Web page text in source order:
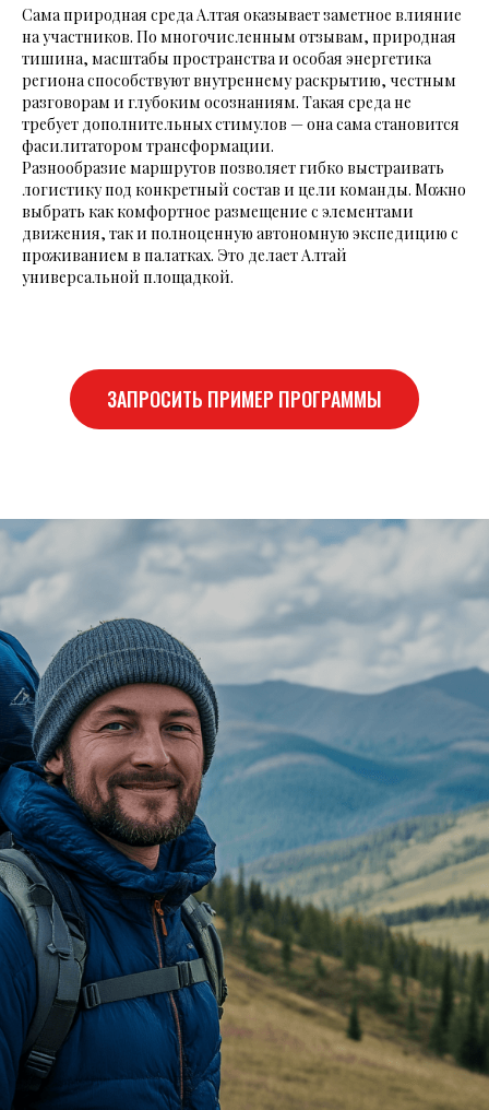
Сама природная среда Алтая оказывает заметное влияние
на участников. По многочисленным отзывам, природная
тишина, масштабы пространства и особая энергетика
региона способствуют внутреннему раскрытию, честным
разговорам и глубоким осознаниям. Такая среда не
требует дополнительных стимулов — она сама становится
фасилитатором трансформации.
Разнообразие маршрутов позволяет гибко выстраивать
логистику под конкретный состав и цели команды. Можно
выбрать как комфортное размещение с элементами
движения, так и полноценную автономную экспедицию с
проживанием в палатках. Это делает Алтай
универсальной площадкой.
ЗАПРОСИТЬ ПРИМЕР ПРОГРАММЫ